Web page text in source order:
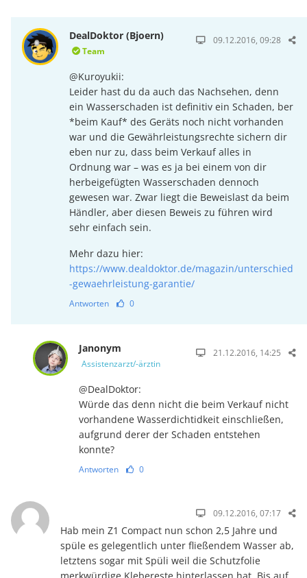
DealDoktor (Bjoern)
Team
09.12.2016, 09:28
@Kuroyukii:
Leider hast du da auch das Nachsehen, denn
ein Wasserschaden ist definitiv ein Schaden, ber
*beim Kauf* des Geräts noch nicht vorhanden
war und die Gewährleistungsrechte sichern dir
eben nur zu, dass beim Verkauf alles in
Ordnung war – was es ja bei einem von dir
herbeigefügten Wasserschaden dennoch
gewesen war. Zwar liegt die Beweislast da beim
Händler, aber diesen Beweis zu führen wird
sehr einfach sein.
Mehr dazu hier:
https://www.dealdoktor.de/magazin/unterschied
-gewaehrleistung-garantie/
Antworten 0
Janonym
Assistenzarzt/-ärztin
21.12.2016, 14:25
@DealDoktor:
Würde das denn nicht die beim Verkauf nicht
vorhandene Wasserdichtidkeit einschließen,
aufgrund derer der Schaden entstehen
konnte?
Antworten 0
09.12.2016, 07:17
Hab mein Z1 Compact nun schon 2,5 Jahre und
spüle es gelegentlich unter fließendem Wasser ab,
letztens sogar mit Spüli weil die Schutzfolie